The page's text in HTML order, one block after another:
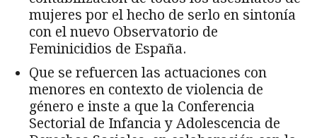
mujeres por el hecho de serlo en sintonía
con el nuevo Observatorio de
Feminicidios de España.
Que se refuercen las actuaciones con
menores en contexto de violencia de
género e inste a que la Conferencia
Sectorial de Infancia y Adolescencia de